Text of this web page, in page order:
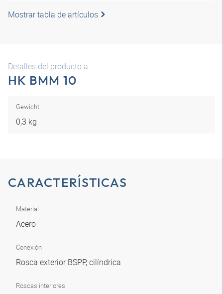
Mostrar tabla de artículos
Detalles del producto a
HK BMM 10
Gewicht
0,3 kg
CARACTERÍSTICAS
Material
Acero
Conexión
Rosca exterior BSPP, cilíndrica
Roscas interiores